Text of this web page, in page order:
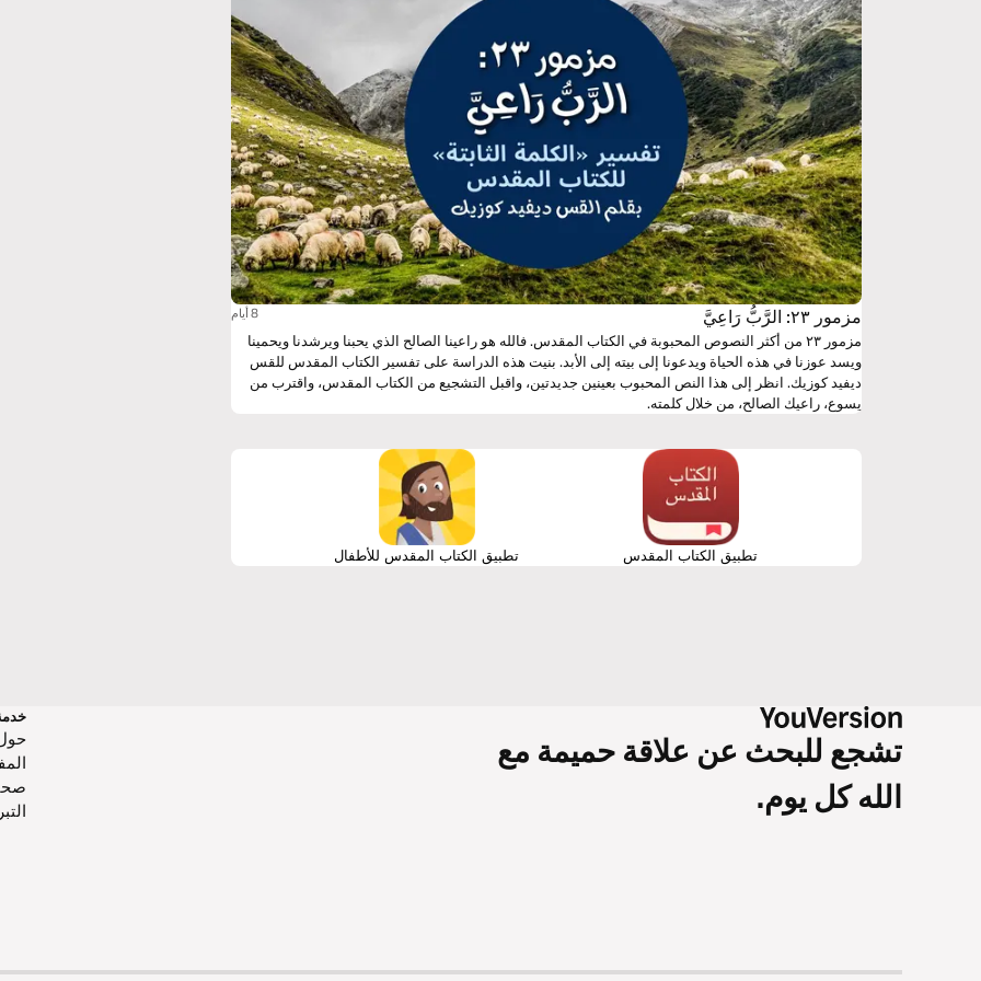
مزمور ٢٣: الرَّبُّ رَاعِيَّ 8 أيام
مزمور ٢٣ من أكثر النصوص المحبوبة في الكتاب المقدس. فالله هو راعينا الصالح الذي يحبنا ويرشدنا ويحمينا
ويسد عوزنا في هذه الحياة ويدعونا إلى بيته إلى الأبد. بنيت هذه الدراسة على تفسير الكتاب المقدس للقس
ديفيد كوزيك. انظر إلى هذا النص المحبوب بعينين جديدتين، واقبل التشجيع من الكتاب المقدس، واقترب من
يسوع، راعيك الصالح، من خلال كلمته.
تطبيق الكتاب المقدس تطبيق الكتاب المقدس للأطفال
تشجع للبحث عن علاقة حميمة مع
الله كل يوم.